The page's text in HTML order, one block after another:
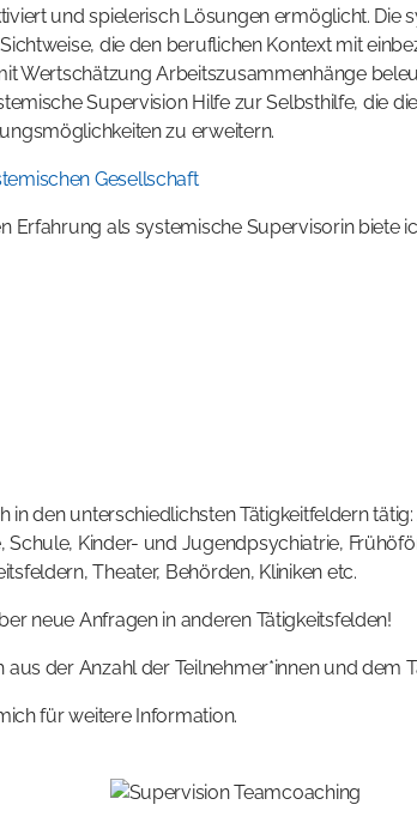
und spielerisch Lösungen ermöglicht. Die
die den beruflichen Kontext mit
Wertschätzung Arbeitszusammenhänge
Supervision Hilfe zur Selbsthilfe, die
zu erweitern.
Gesellschaft
Erfahrung als systemische Supervisorin biete
in den unterschiedlichsten Tätigkeitfeldern
Schule, Kinder- und Jugendpsychiatrie,
Theater, Behörden, Kliniken etc.
neue Anfragen in anderen Tätigkeitsfelden!
aus der Anzahl der Teilnehmer*innen und dem
für weitere Information.